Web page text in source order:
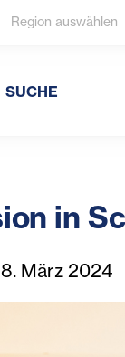
Region auswählen
in
März 2024